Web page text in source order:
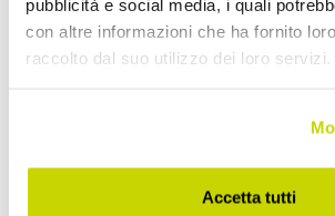
pubblicità e social media, i quali
con altre informazioni che ha fornito
raccolto dal suo utilizzo dei loro servizi.
Accetta tutti